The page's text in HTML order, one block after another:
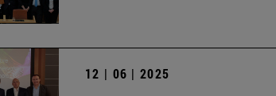
12 | 06 | 2025